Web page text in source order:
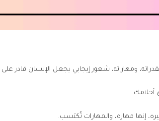
ومهاراته، شعور إيجابي يجعل الإنسان قادر
أحلامك.
إنها مهارة، والمهارات تُكتسب.